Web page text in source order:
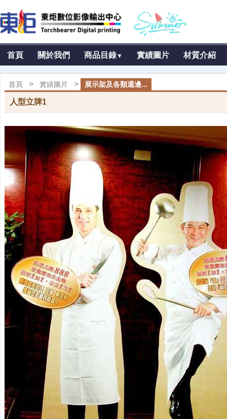
首頁 關於我們 商品目錄▼ 實績圖片 材質介紹
首頁 > 實績圖片 > 展示架及各類週邊...
人型立牌1